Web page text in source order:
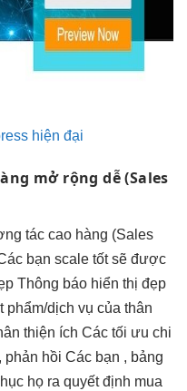
hiện đại
mở rộng dễ(Sales
tác cao hàng (Sales
bạn scale tốtsẽ được
Thông báo hiển thị đẹp
phẩm/dịch vụ của thân
thiện ích Các tối ưu chi
phản hồi Các bạn , bảng
họ ra quyết định mua